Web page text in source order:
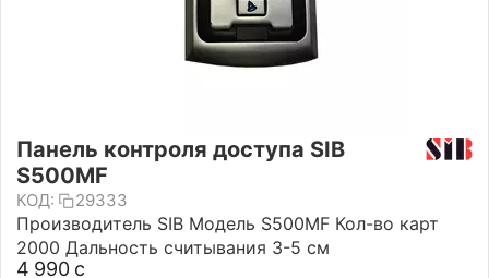
Панель контроля доступа SIB
S500MF
КОД: 29333
Производитель SIB Модель S500MF Кол-во карт
2000 Дальность считывания 3-5 см
4 990 с